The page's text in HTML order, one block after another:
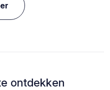
ontdekken